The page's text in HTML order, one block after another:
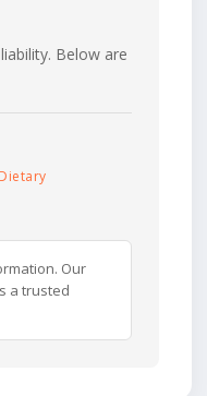
Below are
Our
a trusted